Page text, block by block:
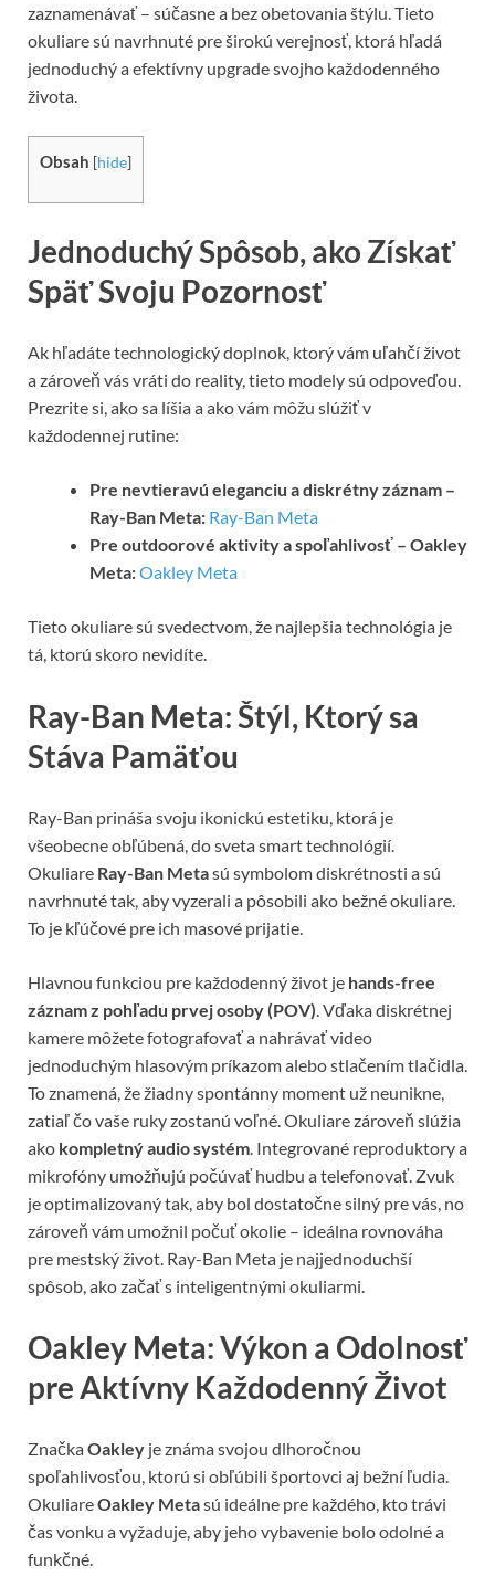
zaznamenávať – súčasne a bez obetovania štýlu. Tieto
okuliare sú navrhnuté pre širokú verejnosť, ktorá hľadá
jednoduchý a efektívny upgrade svojho každodenného
života.
Obsah [hide]
Jednoduchý Spôsob, ako Získať
Späť Svoju Pozornosť
Ak hľadáte technologický doplnok, ktorý vám uľahčí život
a zároveň vás vráti do reality, tieto modely sú odpoveďou.
Prezrite si, ako sa líšia a ako vám môžu slúžiť v
každodennej rutine:
Pre nevtieravú eleganciu a diskrétny záznam –
Ray-Ban Meta: Ray-Ban Meta
Pre outdoorové aktivity a spoľahlivosť – Oakley
Meta:Oakley Meta
Tieto okuliare sú svedectvom, že najlepšia technológia je
tá, ktorú skoro nevidíte.
Ray-Ban Meta: Štýl, Ktorý sa
Stáva Pamäťou
Ray-Ban prináša svoju ikonickú estetiku, ktorá je
všeobecne obľúbená, do sveta smart technológií.
Okuliare Ray-Ban Metasú symbolom diskrétnosti a sú
navrhnuté tak, aby vyzerali a pôsobili ako bežné okuliare.
To je kľúčové pre ich masové prijatie.
Hlavnou funkciou pre každodenný život je hands-free
záznam z pohľadu prvej osoby (POV) . Vďaka diskrétnej
kamere môžete fotografovať a nahrávať video
jednoduchým hlasovým príkazom alebo stlačením tlačidla.
To znamená, že žiadny spontánny moment už neunikne,
zatiaľ čo vaše ruky zostanú voľné. Okuliare zároveň slúžia
ako kompletný audio systém . Integrované reproduktory a
mikrofóny umožňujú počúvať hudbu a telefonovať. Zvuk
je optimalizovaný tak, aby bol dostatočne silný pre vás, no
zároveň vám umožnil počuť okolie – ideálna rovnováha
pre mestský život. Ray-Ban Meta je najjednoduchší
spôsob, ako začať s inteligentnými okuliarmi.
Oakley Meta: Výkon a Odolnosť
pre Aktívny Každodenný Život
ZnačkaOakley je známa svojou dlhoročnou
spoľahlivosťou, ktorú si obľúbili športovci aj bežní ľudia.
OkuliareOakley Metasú ideálne pre každého, kto trávi
čas vonku a vyžaduje, aby jeho vybavenie bolo odolné a
funkčné.